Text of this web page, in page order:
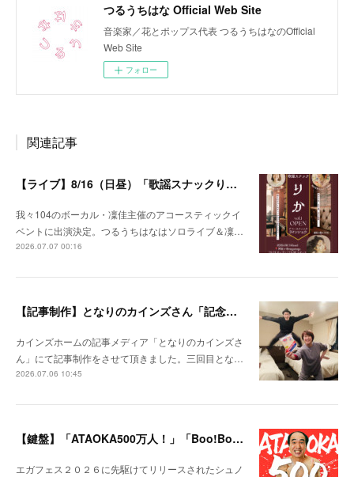
つるうちはな Official Web Site
音楽家／花とポップス代表 つるうちはなのOfficial
Web Site
フォロー
関連記事
【ライブ】8/16（日昼）「歌謡スナックりか」
我々104のボーカル・凜佳主催のアコースティックイ
ベントに出演決定。つるうちはなはソロライブ＆凜…
2026.07.07 00:16
【記事制作】となりのカインズさん「記念日を忘れがちな夫婦が、なんでもない日にプレゼントを贈りあってみた」
カインズホームの記事メディア「となりのカインズさ
ん」にて記事制作をさせて頂きました。三回目とな…
2026.07.06 10:45
【鍵盤】「ATAOKA500万人！」「Boo!Boo!Boost!」
エガフェス２０２６に先駆けてリリースされたシュノ